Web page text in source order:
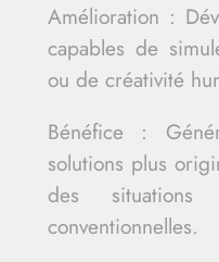
Amélioration :
capables de
ou de créativité
Bénéfice :
solutions plus
des
conventionnelles.